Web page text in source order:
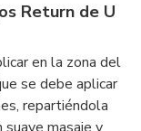
Return de U
en la zona del
se debe aplicar
repartiéndola